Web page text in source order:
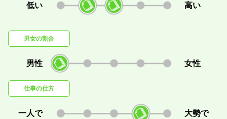
低い 高い
男女の割合
男性 女性
仕事の仕方
一人で 大勢で